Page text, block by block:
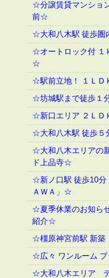
☆分譲賃貸マンショ
前☆
☆大和八木駅 徒歩圏
☆オートロック付 １
☆
☆駅前立地！ １ＬＤ
☆坊城駅まで徒歩１
☆新口エリア ２ＬＤ
☆大和八木駅 徒歩
☆大和八木エリアの
ド上品寺☆
☆新ノ口駅 徒歩10分
ＡＷＡ」☆
☆夏季休業のお知ら
紹介☆
☆橿原神宮前駅 新築
☆広々 ワンルーム
☆大和八木エリア